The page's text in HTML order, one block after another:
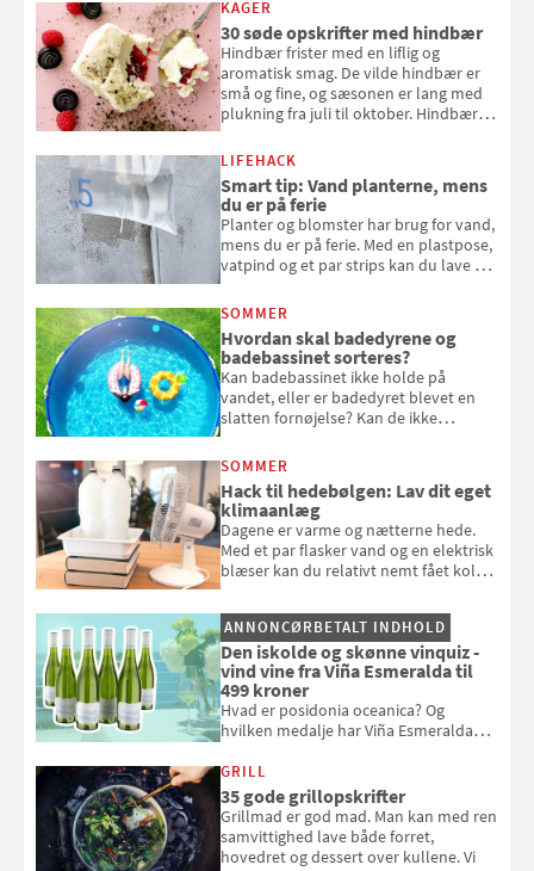
KAGER
30 søde opskrifter med hindbær
Hindbær frister med en liflig og
aromatisk smag. De vilde hindbær er
små og fine, og sæsonen er lang med
plukning fra juli til oktober. Hindbær
kan bruge dine hindbær i alt fra
bagværk og salater til is og syltning.
LIFEHACK
Smart tip: Vand planterne, mens
du er på ferie
Planter og blomster har brug for vand,
mens du er på ferie. Med en plastpose,
vatpind og et par strips kan du lave dit
at bede naboen om at vande eller
komme hjem til døde planter
SOMMER
Hvordan skal badedyrene og
badebassinet sorteres?
Kan badebassinet ikke holde på
vandet, eller er badedyret blevet en
slatten fornøjelse? Kan de ikke
opmærksom, når du smider
badebassinet eller et badedyr ud
SOMMER
Hack til hedebølgen: Lav dit eget
klimaanlæg
Dagene er varme og nætterne hede.
Med et par flasker vand og en elektrisk
blæser kan du relativt nemt fået koldt
og se, hvordan du gør
ANNONCØRBETALT INDHOLD
Den iskolde og skønne vinquiz -
vind vine fra Viña Esmeralda til
499 kroner
Hvad er posidonia oceanica? Og
hvilken medalje har Viña Esmeralda
med i Samvirkes skønne vinquiz, hvor
du kan vinde 6 flasker vin fra Viña
Esmeralda. Konkurrencen slutter 1.
september 2026.
GRILL
35 gode grillopskrifter
Grillmad er god mad. Man kan med ren
samvittighed lave både forret,
hovedret og dessert over kullene. Vi